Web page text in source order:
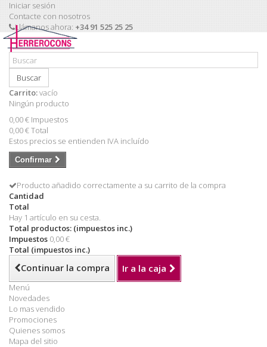
Iniciar sesión
Contacte con nosotros
Llámanos ahora: +34 91 525 25 25
Buscar
Carrito:vacío
Ningún producto
0,00 € Impuestos
0,00 €Total
Estos precios se entienden IVA incluído
Confirmar
Producto añadido correctamente a su carrito de la compra
Cantidad
Total
Hay 1 artículo en su cesta.
Total productos: (impuestos inc.)
Impuestos 0,00 €
Total (impuestos inc.)
Continuar la compra Ir a la caja
Menú
Novedades
Lo mas vendido
Promociones
Quienes somos
Mapa del sitio